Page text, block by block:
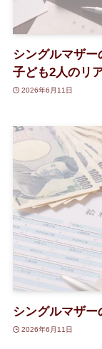
シングルマザー
子ども2人のリア
2026年6月11日
シングルマザー
2026年6月11日